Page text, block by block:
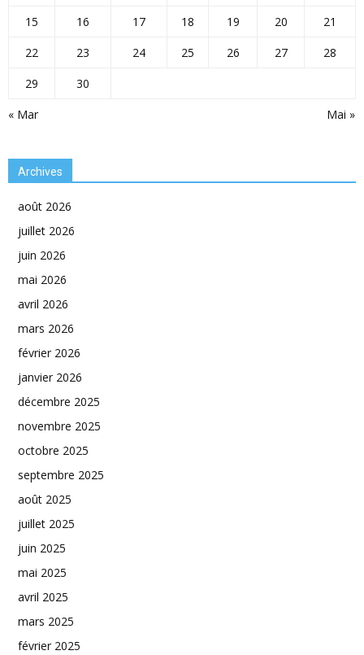
« Mar Mai »
15
16 17 18 19 20
21
22
23 24 25 26 27
28
29
30
Archives
août 2026
juillet 2026
juin 2026
mai 2026
avril 2026
mars 2026
février 2026
janvier 2026
décembre 2025
novembre 2025
octobre 2025
septembre 2025
août 2025
juillet 2025
juin 2025
mai 2025
avril 2025
mars 2025
février 2025